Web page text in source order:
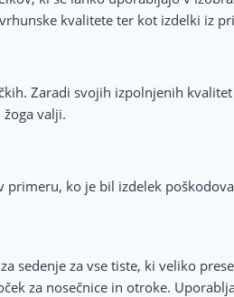
kvalitete ter kot izdelki iz
Zaradi svojih izpolnjenih
valji.
primeru, ko je bil izdelek
sedenje za vse tiste, ki veliko
za nosečnice in otroke.